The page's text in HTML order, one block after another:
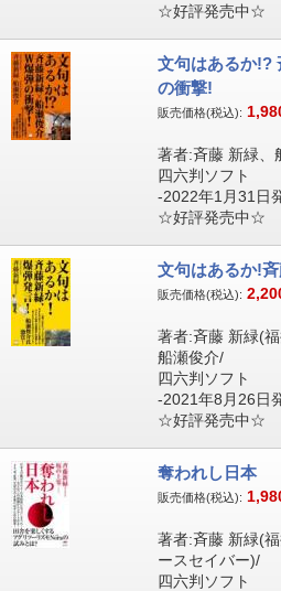
☆好評発売中☆
文句はあるか!?
の衝撃!
販売価格(税込):
著者:斉藤 新緑、
四六判ソフト
-2022年1月31日
☆好評発売中☆
文句はあるか!
販売価格(税込):
著者:斉藤 新緑(
船瀬俊介/
四六判ソフト
-2021年8月26日
☆好評発売中☆
奪われし日本
販売価格(税込):
著者:斉藤 新緑(
ースセイバー)/
四六判ソフト